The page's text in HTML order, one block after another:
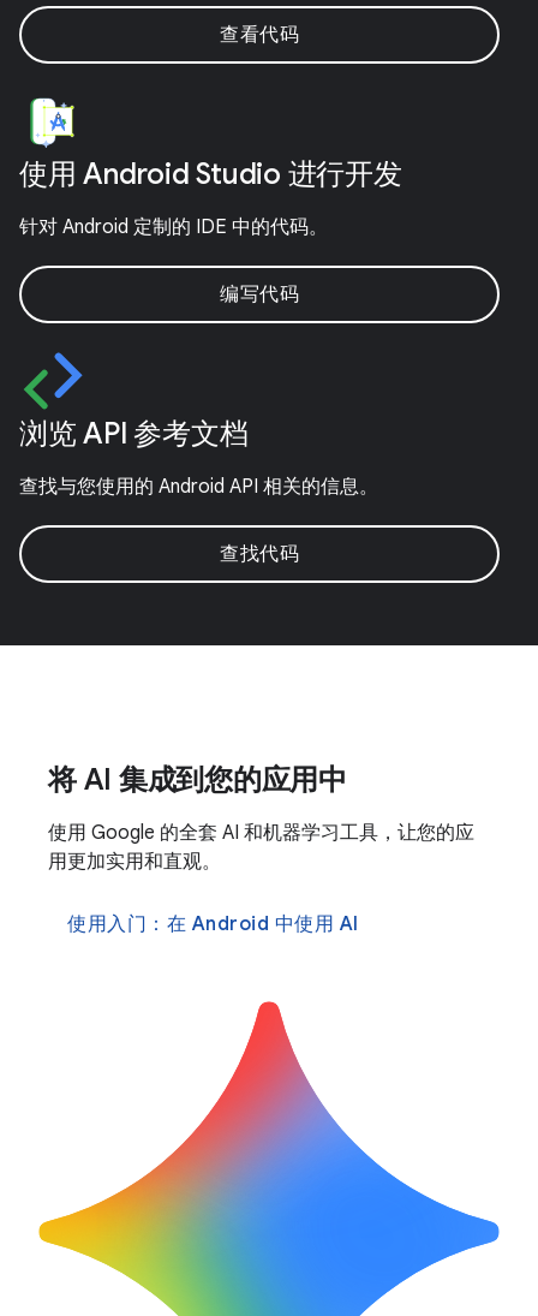
查看代码
使用 Android Studio 进行开发
针对 Android 定制的 IDE 中的代码。
编写代码
浏览 API 参考文档
查找与您使用的 Android API 相关的信息。
查找代码
将 AI 集成到您的应用中
使用 Google 的全套 AI 和机器学习工具，让您的应
用更加实用和直观。
使用入门：在 Android 中使用 AI